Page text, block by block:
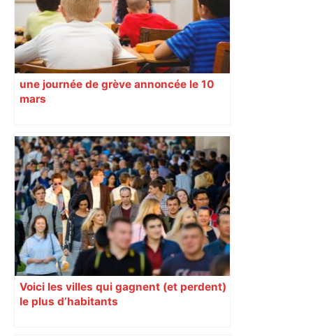
une journée de grève annoncée le 10
mars
Voici les villes qui gagnent (et perdent)
le plus d’habitants